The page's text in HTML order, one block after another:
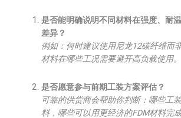
是否能明确说明不同材料在强度、耐
差异？
例如：何时建议使用尼龙12碳纤维而
材料在哪些工况需要避开高负载使用。
是否愿意参与前期工装方案评估？
可靠的供货商会帮助你判断：哪些工
料，哪些可以用更经济的FDM材料完成